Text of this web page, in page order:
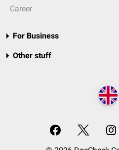
Career
For Business
Other stuff